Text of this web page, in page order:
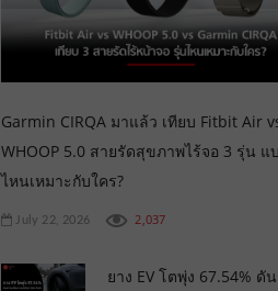
Garmin CIRQA มาแล้ว เทียบ Fitbit Air
WHOOP 5.0 สายรัดสุขภาพไร้จอ 3 รุ่น แ
ไหนเหมาะกับใคร?
July 22, 2026 2,037
ยาง EV โตพุ่ง 67.54% ดั